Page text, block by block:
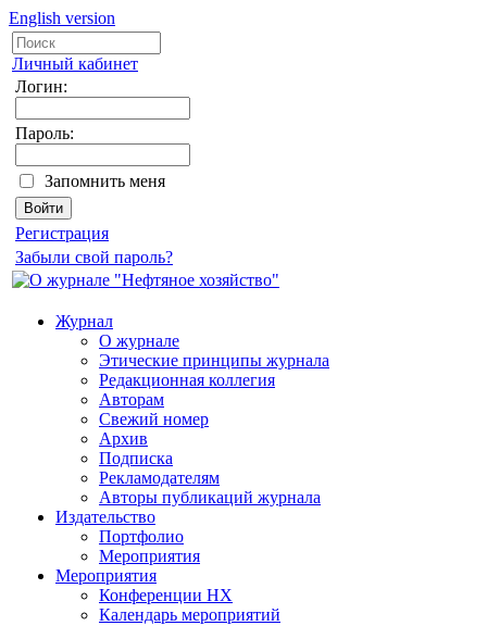
English version
Личный кабинет
Логин:
Пароль:
Запомнить меня
Регистрация
Забыли свой пароль?
Журнал
О журнале
Этические принципы журнала
Редакционная коллегия
Авторам
Свежий номер
Архив
Подписка
Рекламодателям
Авторы публикаций журнала
Издательство
Портфолио
Мероприятия
Мероприятия
Конференции НХ
Календарь мероприятий